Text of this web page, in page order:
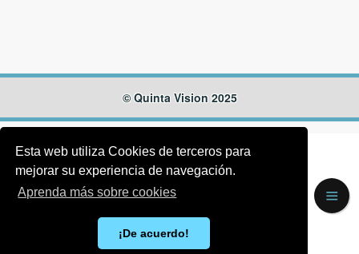
Esta web utiliza Cookies de terceros para
mejorar su experiencia de navegación.
Aprenda más sobre cookies
¡De acuerdo!
© Quinta Vision 2025